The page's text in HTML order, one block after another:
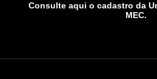
Consulte aqui o cadastro da
MEC.